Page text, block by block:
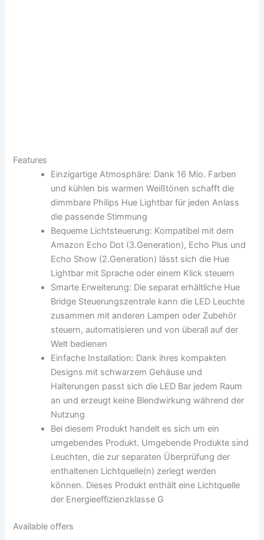
Features
Einzigartige Atmosphäre: Dank 16 Mio. Farben
und kühlen bis warmen Weißtönen schafft die
dimmbare Philips Hue Lightbar für jeden Anlass
die passende Stimmung
Bequeme Lichtsteuerung: Kompatibel mit dem
Amazon Echo Dot (3.Generation), Echo Plus und
Echo Show (2.Generation) lässt sich die Hue
Lightbar mit Sprache oder einem Klick steuern
Smarte Erweiterung: Die separat erhältliche Hue
Bridge Steuerungszentrale kann die LED Leuchte
zusammen mit anderen Lampen oder Zubehör
steuern, automatisieren und von überall auf der
Welt bedienen
Einfache Installation: Dank ihres kompakten
Designs mit schwarzem Gehäuse und
Halterungen passt sich die LED Bar jedem Raum
an und erzeugt keine Blendwirkung während der
Nutzung
Bei diesem Produkt handelt es sich um ein
umgebendes Produkt. Umgebende Produkte sind
Leuchten, die zur separaten Überprüfung der
enthaltenen Lichtquelle(n) zerlegt werden
können. Dieses Produkt enthält eine Lichtquelle
der Energieeffizienzklasse G
Available offers